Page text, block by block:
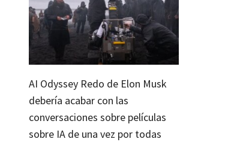
AI Odyssey Redo de Elon Musk
debería acabar con las
conversaciones sobre películas
sobre IA de una vez por todas